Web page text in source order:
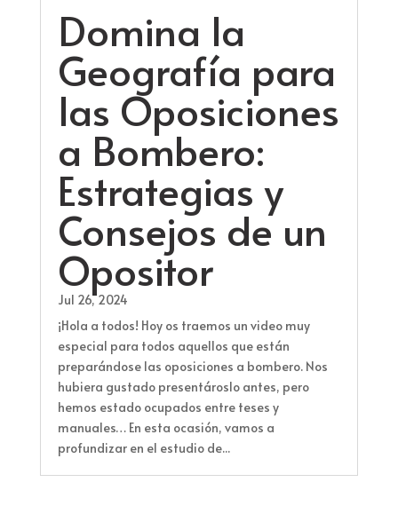
Domina la
Geografía para
las Oposiciones
a Bombero:
Estrategias y
Consejos de un
Opositor
Jul 26, 2024
¡Hola a todos! Hoy os traemos un video muy
especial para todos aquellos que están
preparándose las oposiciones a bombero. Nos
hubiera gustado presentároslo antes, pero
hemos estado ocupados entre teses y
manuales… En esta ocasión, vamos a
profundizar en el estudio de...